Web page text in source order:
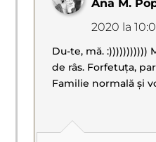
Ana M.
2020 la
Du-te, mă. :)))))))))))
de râs. Forfetuța,
Familie normală și